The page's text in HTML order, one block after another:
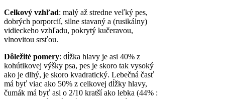
Celkový vzhľad: malý až stredne veľký pes,
dobrých porporcií, silne stavaný a (rusikálny)
vidieckeho vzhľadu, pokrytý kučeravou,
vlnovitou srsťou.
Dôležité pomery: dĺžka hlavy je asi 40% z
kohútikovej výšky psa, pes je skoro tak vysoký
ako je dlhý, je skoro kvadratický. Lebečná časť
má byť viac ako 50% z celkovej dĺžky hlavy,
čumák má byť asi o 2/10 kratší ako lebka (44% :